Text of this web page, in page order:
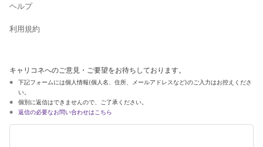
ヘルプ
利用規約
キャリコネへのご意見・ご要望をお待ちしております。
下記フォームには個人情報(個人名、住所、メールアドレスなど)のご入力はお控えくださ
い。
個別に返信はできませんので、ご了承ください。
返信の必要なお問い合わせはこちら